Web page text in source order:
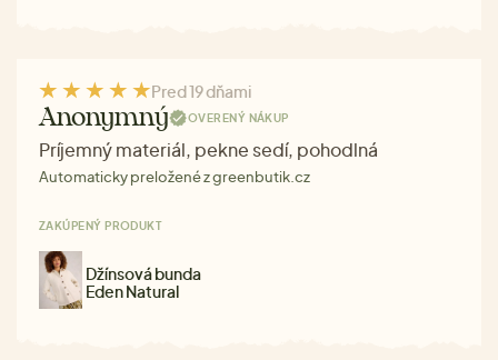
Pred 19 dňami
Anonymný OVERENÝ NÁKUP
Príjemný materiál, pekne sedí, pohodlná
Automaticky preložené z greenbutik.cz
ZAKÚPENÝ PRODUKT
Džínsová bunda
Eden Natural